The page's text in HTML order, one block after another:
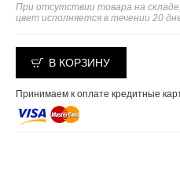
При отсутствии товара на
цвет исполняется в течении 20
В КОРЗИНУ
Принимаем к оплате кредитные